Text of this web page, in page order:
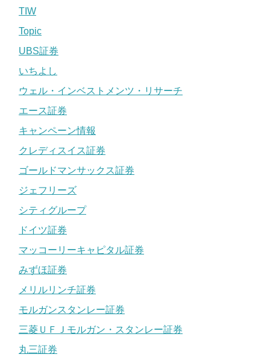
TIW
Topic
UBS証券
いちよし
ウェル・インベストメンツ・リサーチ
エース証券
キャンペーン情報
クレディスイス証券
ゴールドマンサックス証券
ジェフリーズ
シティグループ
ドイツ証券
マッコーリーキャピタル証券
みずほ証券
メリルリンチ証券
モルガンスタンレー証券
三菱ＵＦＪモルガン・スタンレー証券
丸三証券